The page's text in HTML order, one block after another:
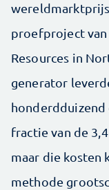
proefproject
Resources in
generator
honderdduizend
fractie van de
maar die kosten
methode